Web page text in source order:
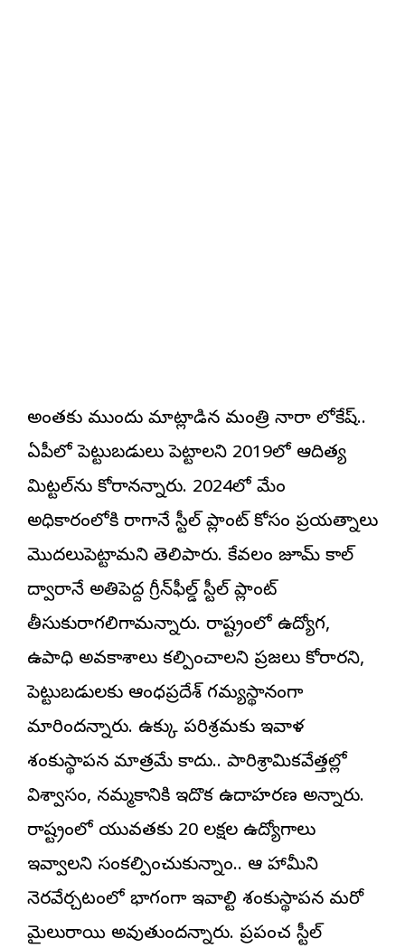
అంతకు ముందు మాట్లాడిన మంత్రి నారా లోకేష్..
ఏపీలో పెట్టుబడులు పెట్టాలని 2019లో ఆదిత్య
మిట్టల్‌ను కోరానన్నారు. 2024లో మేం
అధికారంలోకి రాగానే స్టీల్ ప్లాంట్ కోసం ప్రయత్నాలు
మొదలుపెట్టామని తెలిపారు. కేవలం జూమ్ కాల్
ద్వారానే అతిపెద్ద గ్రీన్‌ఫీల్డ్ స్టీల్ ప్లాంట్
తీసుకురాగలిగామన్నారు. రాష్ట్రంలో ఉద్యోగ,
ఉపాధి అవకాశాలు కల్పించాలని ప్రజలు కోరారని,
పెట్టుబడులకు ఆంధ్రప్రదేశ్ గమ్యస్థానంగా
మారిందన్నారు. ఉక్కు పరిశ్రమకు ఇవాళ
శంకుస్థాపన మాత్రమే కాదు.. పారిశ్రామికవేత్తల్లో
విశ్వాసం, నమ్మకానికి ఇదొక ఉదాహరణ అన్నారు.
రాష్ట్రంలో యువతకు 20 లక్షల ఉద్యోగాలు
ఇవ్వాలని సంకల్పించుకున్నాం.. ఆ హామీని
నెరవేర్చటంలో భాగంగా ఇవాల్టి శంకుస్థాపన మరో
మైలురాయి అవుతుందన్నారు. ప్రపంచ స్టీల్